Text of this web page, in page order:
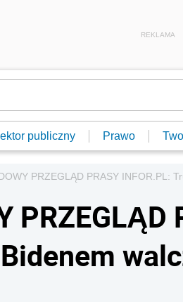
REKLAMA
publiczny Prawo
PRZEGLĄD PRASY INFOR.PL:
PRZEGLĄD